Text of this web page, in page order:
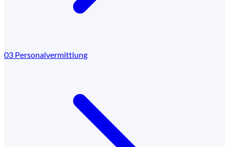
03 Personalvermittlung